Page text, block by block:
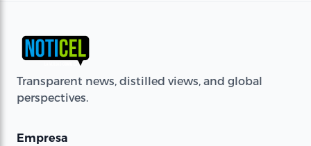
Transparent news, distilled views, and global
perspectives.
Empresa